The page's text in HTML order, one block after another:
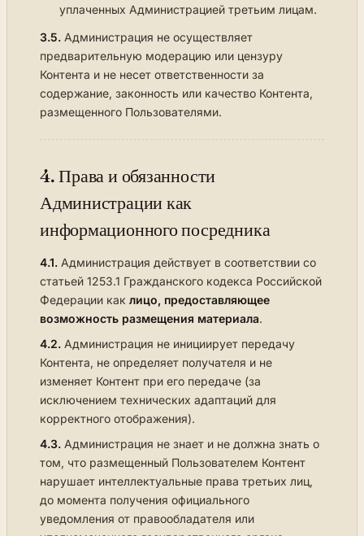
уплаченных Администрацией третьим лицам.
3.5. Администрация не осуществляет
предварительную модерацию или цензуру
Контента и не несет ответственности за
содержание, законность или качество Контента,
размещенного Пользователями.
4. Права и обязанности
Администрации как
информационного посредника
4.1. Администрация действует в соответствии со
статьей 1253.1 Гражданского кодекса Российской
Федерации как лицо, предоставляющее
возможность размещения материала.
4.2. Администрация не инициирует передачу
Контента, не определяет получателя и не
изменяет Контент при его передаче (за
исключением технических адаптаций для
корректного отображения).
4.3. Администрация не знает и не должна знать о
том, что размещенный Пользователем Контент
нарушает интеллектуальные права третьих лиц,
до момента получения официального
уведомления от правообладателя или